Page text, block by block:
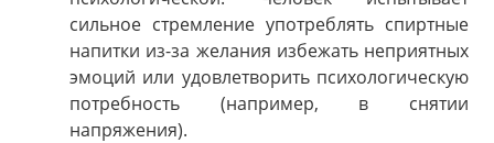
сильное стремление употреблять спиртные
напитки из-за желания избежать неприятных
эмоций или удовлетворить психологическую
потребность (например, в снятии
напряжения).